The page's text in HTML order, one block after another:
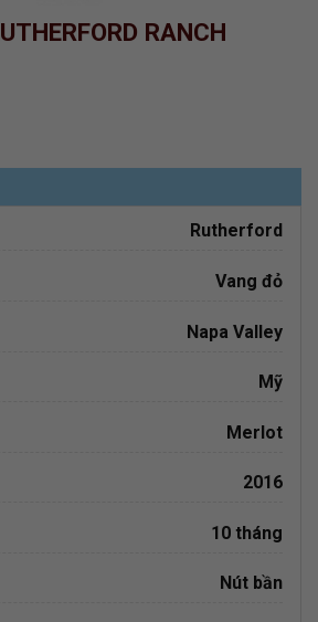
RANCH
Rutherford
Vang đỏ
Napa Valley
Mỹ
Merlot
2016
10 tháng
Nút bần